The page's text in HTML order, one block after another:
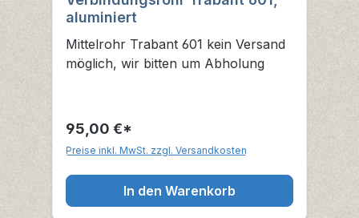
aluminiert
Mittelrohr Trabant 601 kein Versand
möglich, wir bitten um Abholung
95,00 €*
Preise inkl. MwSt. zzgl. Versandkosten
In den Warenkorb